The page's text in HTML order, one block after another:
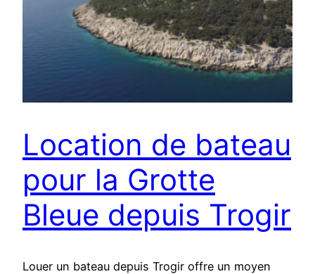
Location de bateau
pour la Grotte
Bleue depuis Trogir
Louer un bateau depuis Trogir offre un moyen